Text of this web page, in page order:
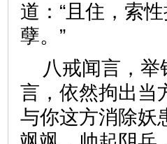
道：“且住，索
孽。”
八戒闻言，举
言，依然拘出当
与你这方消除妖